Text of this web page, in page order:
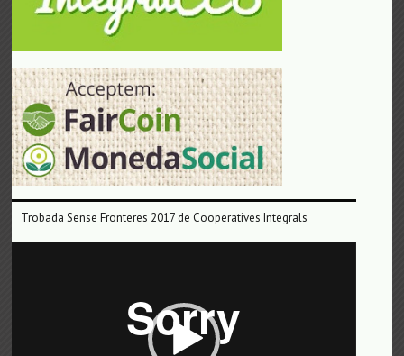
Trobada Sense Fronteres 2017 de Cooperatives Integrals